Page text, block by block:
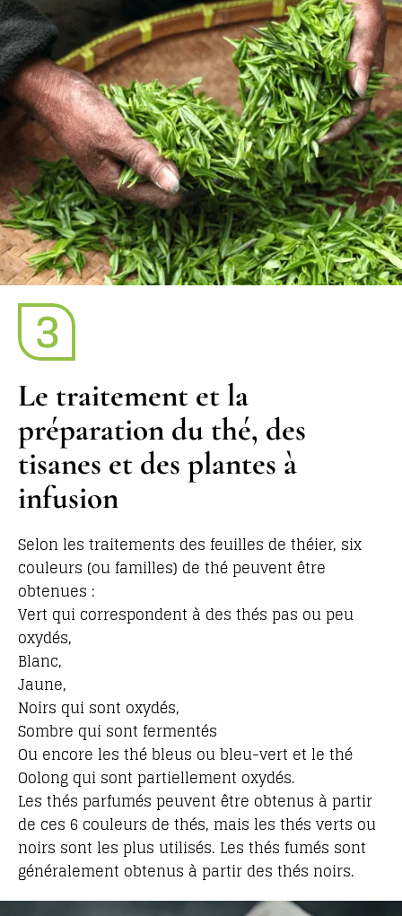
Le traitement et la
préparation du thé, des
tisanes et des plantes à
infusion
Selon les traitements des feuilles de théier, six
couleurs (ou familles) de thé peuvent être
obtenues :
Vert qui correspondent à des thés pas ou peu
oxydés,
Blanc,
Jaune,
Noirs qui sont oxydés,
Sombre qui sont fermentés
Ou encore les thé bleus ou bleu-vert et le thé
Oolong qui sont partiellement oxydés.
Les thés parfumés peuvent être obtenus à partir
de ces 6 couleurs de thés, mais les thés verts ou
noirs sont les plus utilisés. Les thés fumés sont
généralement obtenus à partir des thés noirs.